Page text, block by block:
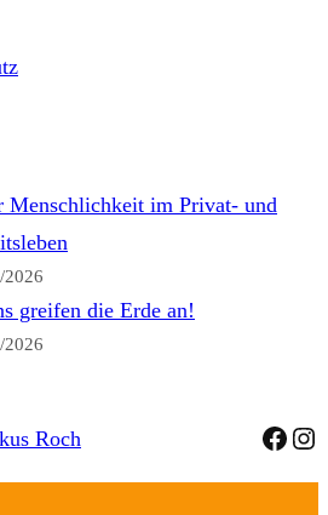
Menschlichkeit im Privat- und
2026
greifen die Erde an!
2026
Roch